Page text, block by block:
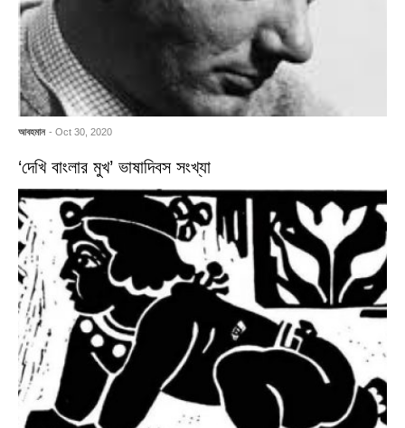
আবহমান - Oct 30, 2020
‘দেখি বাংলার মুখ’ ভাষাদিবস সংখ্যা